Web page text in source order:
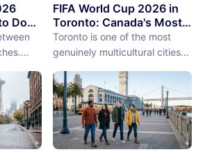
Do
FIFA World Cup 2026 in
Toronto: Canada's Most
International City
Between Matches
Toronto is one of the most
genuinely multicultural cities
as a demographic reality.
Over 50% of Toronto's
population was born outside
Canada, more than 200
languages are spoken in the